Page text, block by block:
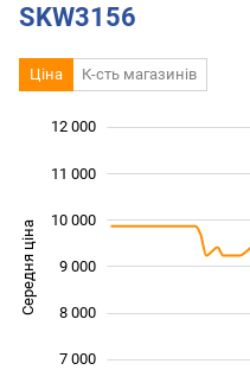
SKW3156
Ціна К-сть магазинів
Середня ціна 10 000
7 000
8 000
9 000
10 000
11 000
12 000